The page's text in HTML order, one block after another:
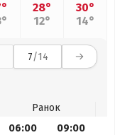
28°
12°
30°
14°
7/14
Ранок
06:00 09:00